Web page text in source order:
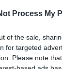
Process My
of the sale,
for targeted
Please note
át,
szerző